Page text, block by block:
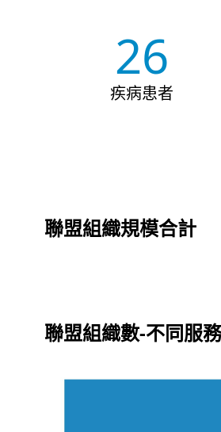
26
疾病患者
聯盟組織規模合計
聯盟組織數-不同服